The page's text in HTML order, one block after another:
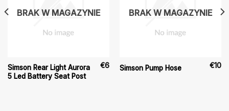
BRAK W MAGAZYNIE
Simson Rear Light Aurora
5 Led Battery Seat Post
€6
BRAK W MAGAZYNIE
Simson Pump Hose €10